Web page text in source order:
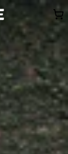
vấn
Khuyến
báo
Khách
bị